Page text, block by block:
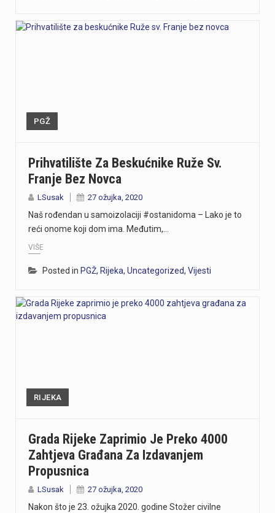
PGŽ
Prihvatilište Za Beskućnike Ruže Sv.
Franje Bez Novca
LSusak 27 ožujka, 2020
Naš rođendan u samoizolaciji #ostanidoma – Lako je to
reći onome koji dom ima. Međutim,…
VIŠE
Posted in PGŽ, Rijeka, Uncategorized, Vijesti
RIJEKA
Grada Rijeke Zaprimio Je Preko 4000
Zahtjeva Građana Za Izdavanjem
Propusnica
LSusak 27 ožujka, 2020
Nakon što je 23. ožujka 2020. godine Stožer civilne